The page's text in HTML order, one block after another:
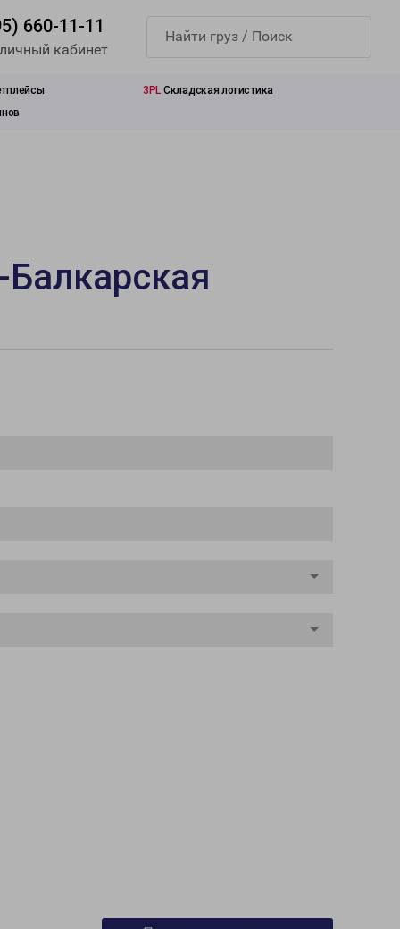
660-11-11
кабинет
3PL Складская логистика